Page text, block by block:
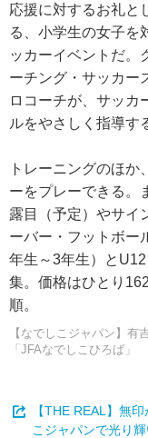
応援に対するお礼と
る、小学生の女子を
ッカーイベントだ。
ーチング・サッカー
ロコーチが、サッカ
ルをやさしく指導す
トレーニングのほ
ーをプレーできる。
露目（予定）やサイ
ーバー・フットボー
年生～3年生）と
集。価格はひとり
順。
【なでしこジャパン】有
「JFAなでしこひろば」
【THE REAL】無
こジャパンで光り